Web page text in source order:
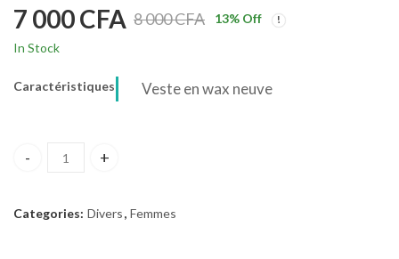
8 000CFA
7 000CFA 13% Off
In Stock
Caractéristiques Veste en wax neuve
Pardessus, forme veste en wax, L-XL quantity
Categories: Divers, Femmes